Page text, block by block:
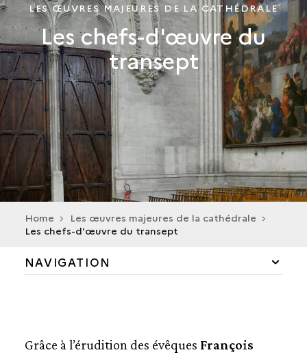
LES ŒUVRES MAJEURES DE LA CATHÉDRALE
Les chefs-d'œuvre du
transept
Home
Les œuvres majeures de la cathédrale
Les chefs-d'œuvre du transept
NAVIGATION
Grâce à l’érudition des évêques François